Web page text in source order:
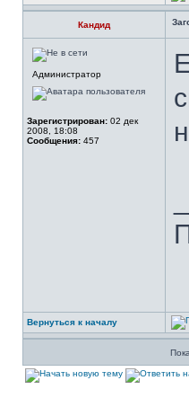
Кандид
Администратор
Зарегистрирован: 02 дек
2008, 18:08
Сообщения: 457
Вернуться к началу